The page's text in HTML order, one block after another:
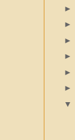
►
►
►
►
►
►
▼